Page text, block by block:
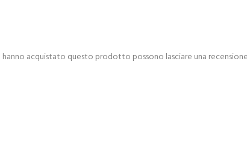
acquistato questo prodotto possono lasciare una